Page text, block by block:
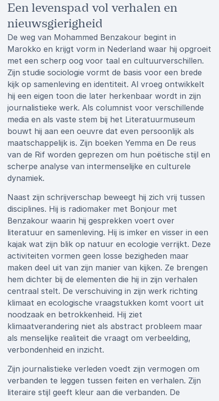
Een levenspad vol verhalen en
nieuwsgierigheid
De weg van Mohammed Benzakour begint in
Marokko en krijgt vorm in Nederland waar hij opgroeit
met een scherp oog voor taal en cultuurverschillen.
Zijn studie sociologie vormt de basis voor een brede
kijk op samenleving en identiteit. Al vroeg ontwikkelt
hij een eigen toon die later herkenbaar wordt in zijn
journalistieke werk. Als columnist voor verschillende
media en als vaste stem bij het Literatuurmuseum
bouwt hij aan een oeuvre dat even persoonlijk als
maatschappelijk is. Zijn boeken Yemma en De reus
van de Rif worden geprezen om hun poëtische stijl en
scherpe analyse van intermenselijke en culturele
dynamiek.
Naast zijn schrijverschap beweegt hij zich vrij tussen
disciplines. Hij is radiomaker met Bonjour met
Benzakour waarin hij gesprekken voert over
literatuur en samenleving. Hij is imker en visser in een
kajak wat zijn blik op natuur en ecologie verrijkt. Deze
activiteiten vormen geen losse bezigheden maar
maken deel uit van zijn manier van kijken. Ze brengen
hem dichter bij de elementen die hij in zijn verhalen
centraal stelt. De verschuiving in zijn werk richting
klimaat en ecologische vraagstukken komt voort uit
noodzaak en betrokkenheid. Hij ziet
klimaatverandering niet als abstract probleem maar
als menselijke realiteit die vraagt om verbeelding,
verbondenheid en inzicht.
Zijn journalistieke verleden voedt zijn vermogen om
verbanden te leggen tussen feiten en verhalen. Zijn
literaire stijl geeft kleur aan die verbanden. De